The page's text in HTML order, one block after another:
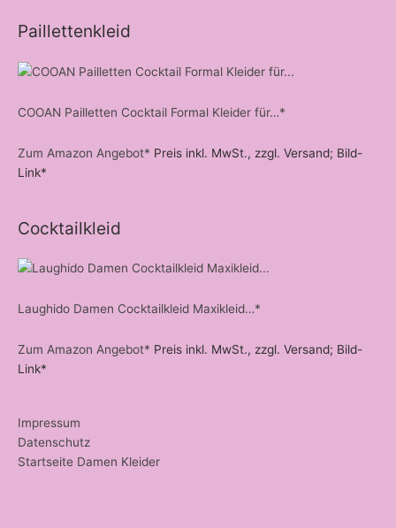
Paillettenkleid
COOAN Pailletten Cocktail Formal Kleider für…*
Zum Amazon Angebot* Preis inkl. MwSt., zzgl. Versand; Bild-
Link*
Cocktailkleid
Laughido Damen Cocktailkleid Maxikleid…*
Zum Amazon Angebot* Preis inkl. MwSt., zzgl. Versand; Bild-
Link*
Impressum
Datenschutz
Startseite Damen Kleider